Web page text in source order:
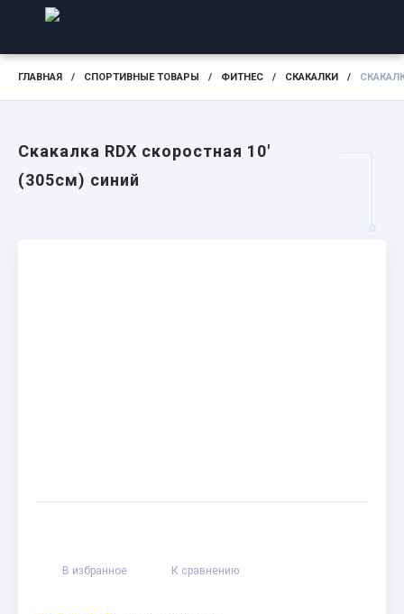
ГЛАВНАЯ / СПОРТИВНЫЕ ТОВАРЫ / ФИТНЕС / СКАКАЛКИ /
Скакалка RDX скоростная 10'
(305см) синий
В избранное К сравнению